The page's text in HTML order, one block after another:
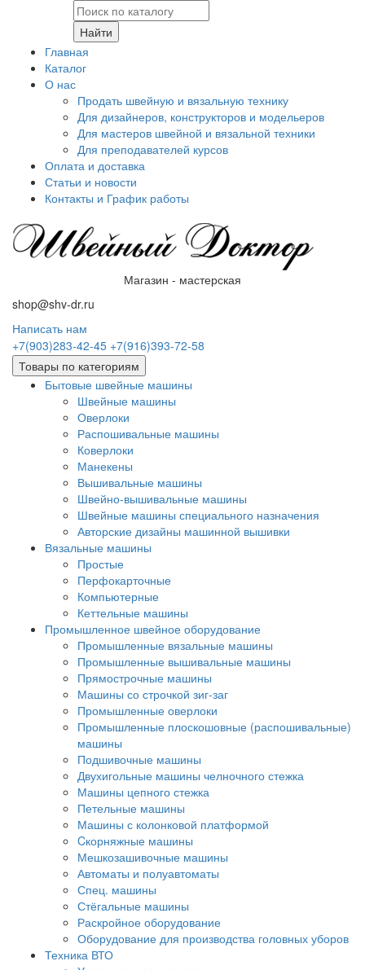
Найти
Главная
Каталог
О нас
Продать швейную и вязальную технику
Для дизайнеров, конструкторов и модельеров
Для мастеров швейной и вязальной техники
Для преподавателей курсов
Оплата и доставка
Статьи и новости
Контакты и График работы
Магазин - мастерская
shop@shv-dr.ru
Написать нам
+7(903)283-42-45 +7(916)393-72-58
Товары по категориям
Бытовые швейные машины
Швейные машины
Оверлоки
Распошивальные машины
Коверлоки
Манекены
Вышивальные машины
Швейно-вышивальные машины
Швейные машины специального назначения
Авторские дизайны машинной вышивки
Вязальные машины
Простые
Перфокарточные
Компьютерные
Кеттельные машины
Промышленное швейное оборудование
Промышленные вязальные машины
Промышленные вышивальные машины
Прямострочные машины
Машины со строчкой зиг-заг
Промышленные оверлоки
Промышленные плоскошовные (распошивальные)
машины
Подшивочные машины
Двухигольные машины челночного стежка
Машины цепного стежка
Петельные машины
Машины с колонковой платформой
Cкорняжные машины
Мешкозашивочные машины
Автоматы и полуавтоматы
Спец. машины
Стёгальные машины
Раскройное оборудование
Оборудование для производства головных уборов
Техника ВТО